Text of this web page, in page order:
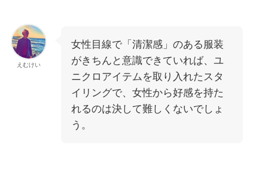
えむけい
女性目線で「清潔感」のある服装
がきちんと意識できていれば、ユ
ニクロアイテムを取り入れたスタ
イリングで、女性から好感を持た
れるのは決して難しくないでしょ
う。